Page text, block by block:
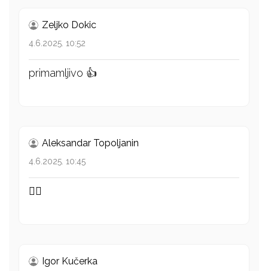
Zeljko Dokic
4.6.2025. 10:52
primamljivo 👍
Aleksandar Topoljanin
4.6.2025. 10:45
👍🏻
Igor Kučerka